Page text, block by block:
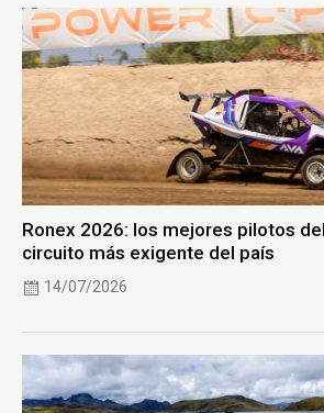
Ronex 2026: los mejores pilotos
circuito más exigente del país
14/07/2026